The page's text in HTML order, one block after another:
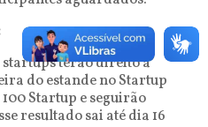
startups terão direito à
do estande no Startup
Startup e seguirão
resultado sai até dia 16